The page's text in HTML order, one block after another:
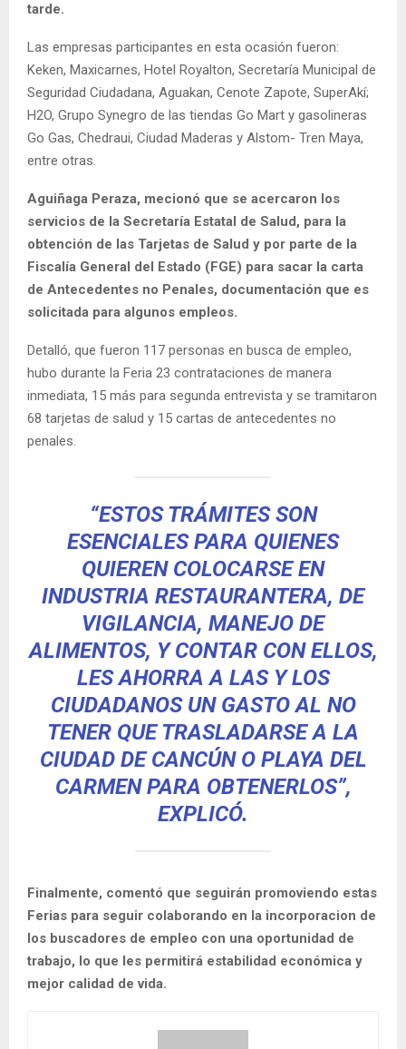
tarde.
Las empresas participantes en esta ocasión fueron:
Keken, Maxicarnes, Hotel Royalton, Secretaría Municipal de
Seguridad Ciudadana, Aguakan, Cenote Zapote, SuperAkí;
H2O, Grupo Synegro de las tiendas Go Mart y gasolineras
Go Gas, Chedraui, Ciudad Maderas y Alstom- Tren Maya,
entre otras.
Aguiñaga Peraza, mecionó que se acercaron los
servicios de la Secretaría Estatal de Salud, para la
obtención de las Tarjetas de Salud y por parte de la
Fiscalía General del Estado (FGE) para sacar la carta
de Antecedentes no Penales, documentación que es
solicitada para algunos empleos.
Detalló, que fueron 117 personas en busca de empleo,
hubo durante la Feria 23 contrataciones de manera
inmediata, 15 más para segunda entrevista y se tramitaron
68 tarjetas de salud y 15 cartas de antecedentes no
penales.
“ESTOS TRÁMITES SON
ESENCIALES PARA QUIENES
QUIEREN COLOCARSE EN
INDUSTRIA RESTAURANTERA, DE
VIGILANCIA, MANEJO DE
ALIMENTOS, Y CONTAR CON ELLOS,
LES AHORRA A LAS Y LOS
CIUDADANOS UN GASTO AL NO
TENER QUE TRASLADARSE A LA
CIUDAD DE CANCÚN O PLAYA DEL
CARMEN PARA OBTENERLOS”,
EXPLICÓ.
Finalmente, comentó que seguirán promoviendo estas
Ferias para seguir colaborando en la incorporacion de
los buscadores de empleo con una oportunidad de
trabajo, lo que les permitirá estabilidad económica y
mejor calidad de vida.